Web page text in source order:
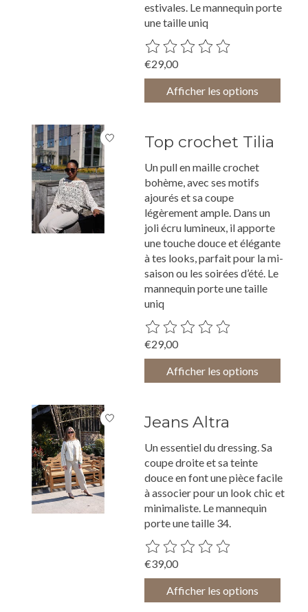
estivales. Le mannequin porte
une taille uniq
Ce produit est évalué à
€29,00
Afficher les options
Top crochet Tilia
Un pull en maille crochet
bohème, avec ses motifs
ajourés et sa coupe
légèrement ample. Dans un
joli écru lumineux, il apporte
une touche douce et élégante
à tes looks, parfait pour la mi-
saison ou les soirées d’été. Le
mannequin porte une taille
uniq
Ce produit est évalué à
€29,00
Afficher les options
Jeans Altra
Un essentiel du dressing. Sa
coupe droite et sa teinte
douce en font une pièce facile
à associer pour un look chic et
minimaliste. Le mannequin
porte une taille 34.
Ce produit est évalué à
€39,00
Afficher les options